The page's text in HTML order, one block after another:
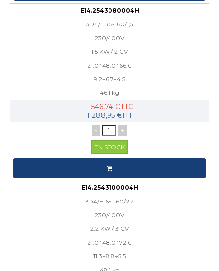
E14.2543080004H
3D4/H 65-160/1,5
230/400V
1.5 KW / 2 CV
21.0÷48.0÷66.0
9.2÷6.7÷4.5
46.1 kg
1 546,74 €TTC
1 288,95 €HT
- +
EN STOCK
E14.2543100004H
3D4/H 65-160/2,2
230/400V
2.2 KW / 3 CV
21.0÷48.0÷72.0
11.3÷8.8÷5.5